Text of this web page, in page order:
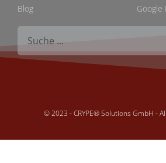
Blog
Google
© 2023 - CRYPE® Solutions GmbH -